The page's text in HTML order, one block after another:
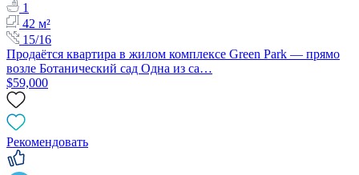
1
42 м²
15/16
Продаётся квартира в жилом комплексе Green Park — прямо
возле Ботанический сад Одна из са…
$59,000
Рекомендовать